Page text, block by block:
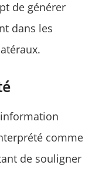
de générer
dans les
comme
de souligner